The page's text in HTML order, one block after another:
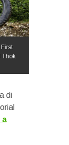
Thok
di
a